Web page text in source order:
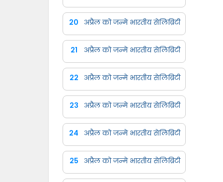
20 अप्रैल को जन्मे भारतीय सेलिब्रिटी
21 अप्रैल को जन्मे भारतीय सेलिब्रिटी
22 अप्रैल को जन्मे भारतीय सेलिब्रिटी
23 अप्रैल को जन्मे भारतीय सेलिब्रिटी
24 अप्रैल को जन्मे भारतीय सेलिब्रिटी
25 अप्रैल को जन्मे भारतीय सेलिब्रिटी